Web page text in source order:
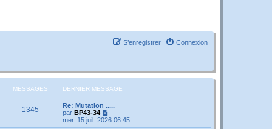
Connexion
S’enregistrer
MESSAGES DERNIER MESSAGE
1345
Re: Mutation .....
par BP43-34
o
i
mer. 15 juil. 2026 06:45